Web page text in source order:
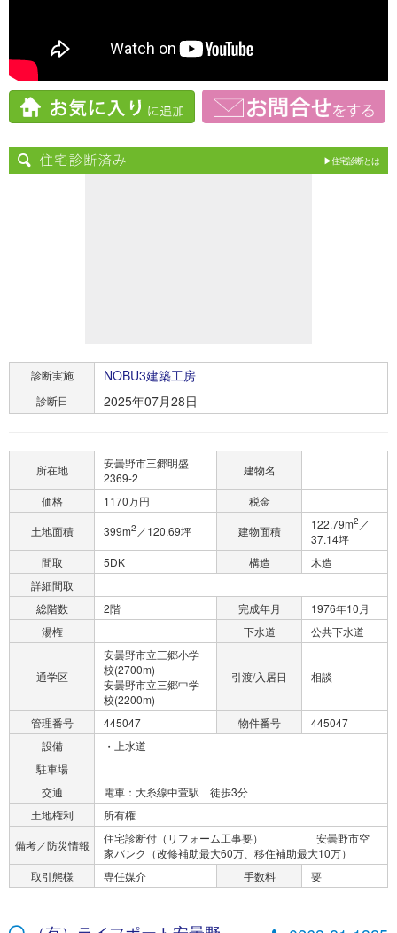
▶住宅診断とは
診断実施 NOBU3建築工房
診断日 2025年07月28日
所在地
安曇野市三郷明盛
2369-2
建物名
価格 1170万円
税金
土地面積
399m2 ／120.69坪 建物面積 122.79m2 ／
37.14坪
間取
5DK 構造
木造
詳細間取
総階数
2階 完成年月
1976年10月
湯権
下水道 公共下水道
通学区
安曇野市立三郷小学
校(2700m)
安曇野市立三郷中学
校(2200m)
引渡/入居日 相談
管理番号 445047 物件番号
445047
設備
・上水道
駐車場
交通
電車：大糸線中萱駅 徒歩3分
土地権利
所有権
備考／防災情報
住宅診断付（リフォーム工事要） 安曇野市空
家バンク（改修補助最大60万、移住補助最大10万）
取引態様
専任媒介 手数料 要